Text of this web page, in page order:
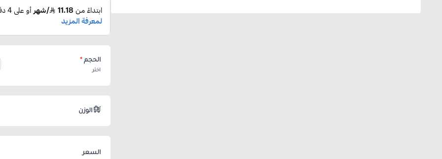
الحجم *
اختر
الوزن
السعر